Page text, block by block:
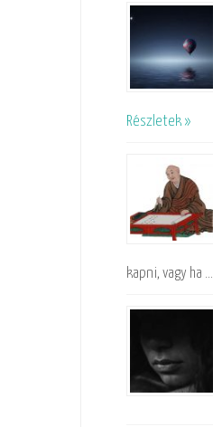
Részletek »
kapni, vagy ha …